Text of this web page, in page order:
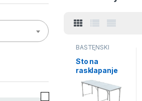
BAŠTENSKI
NAMEŠTAJ
Sto na
rasklapanje
180x60x70c
m OXE8242